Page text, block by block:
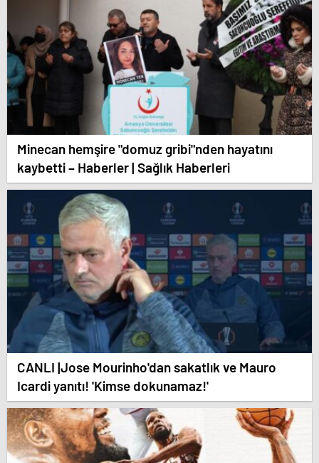
Minecan hemşire "domuz gribi"nden hayatını
kaybetti – Haberler | Sağlık Haberleri
CANLI |Jose Mourinho'dan sakatlık ve Mauro
Icardi yanıtı! 'Kimse dokunamaz!'